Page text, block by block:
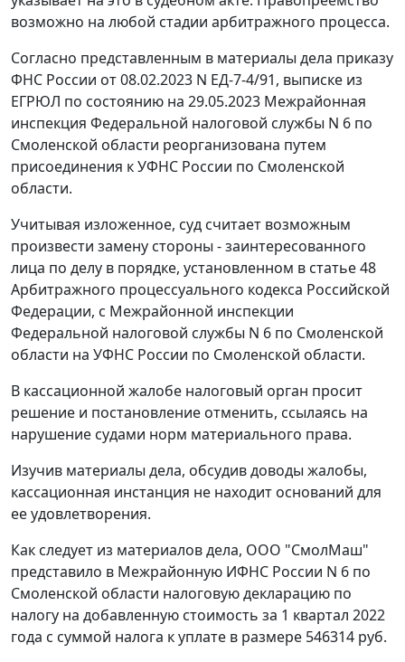
возможно на любой стадии арбитражного процесса.
Согласно представленным в материалы дела приказу
ФНС России от 08.02.2023 N ЕД-7-4/91, выписке из
ЕГРЮЛ по состоянию на 29.05.2023 Межрайонная
инспекция Федеральной налоговой службы N 6 по
Смоленской области реорганизована путем
присоединения к УФНС России по Смоленской
области.
Учитывая изложенное, суд считает возможным
произвести замену стороны - заинтересованного
лица по делу в порядке, установленном в статье 48
Арбитражного процессуального кодекса Российской
Федерации, с Межрайонной инспекции
Федеральной налоговой службы N 6 по Смоленской
области на УФНС России по Смоленской области.
В кассационной жалобе налоговый орган просит
решение и постановление отменить, ссылаясь на
нарушение судами норм материального права.
Изучив материалы дела, обсудив доводы жалобы,
кассационная инстанция не находит оснований для
ее удовлетворения.
Как следует из материалов дела, ООО "СмолМаш"
представило в Межрайонную ИФНС России N 6 по
Смоленской области налоговую декларацию по
налогу на добавленную стоимость за 1 квартал 2022
года с суммой налога к уплате в размере 546314 руб.